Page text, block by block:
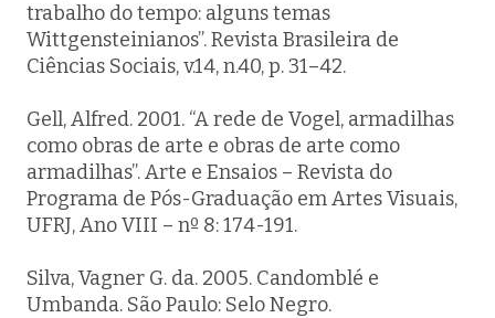
trabalho do tempo: alguns temas
Wittgensteinianos”. Revista Brasileira de
Ciências Sociais, v.14, n.40, p. 31–42.
Gell, Alfred. 2001. “A rede de Vogel, armadilhas
como obras de arte e obras de arte como
armadilhas”. Arte e Ensaios – Revista do
Programa de Pós-Graduação em Artes Visuais,
UFRJ, Ano VIII – nº 8: 174-191.
Silva, Vagner G. da. 2005. Candomblé e
Umbanda. São Paulo: Selo Negro.